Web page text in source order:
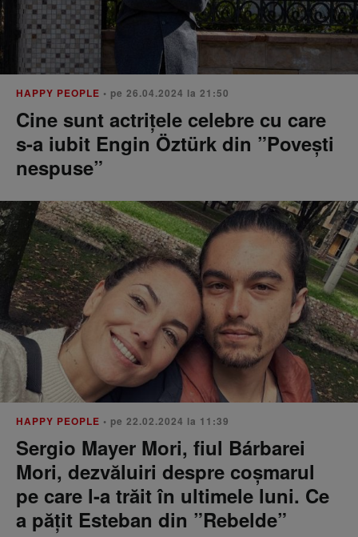
HAPPY PEOPLE • pe 26.04.2024 la 21:50
Cine sunt actrițele celebre cu care
s-a iubit Engin Öztürk din ”Povești
nespuse”
HAPPY PEOPLE • pe 22.02.2024 la 11:39
Sergio Mayer Mori, fiul Bárbarei
Mori, dezvăluiri despre coșmarul
pe care l-a trăit în ultimele luni. Ce
a pățit Esteban din ”Rebelde”